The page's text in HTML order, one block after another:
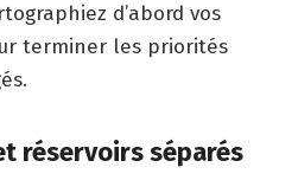
d’abord vos
terminer les priorités
réservoirs séparés